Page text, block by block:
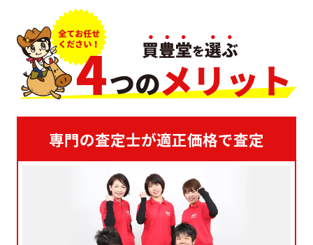
専門の査定士が適正価格で査定